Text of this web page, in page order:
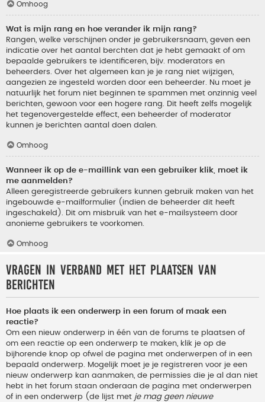
Omhoog
Wat is mijn rang en hoe verander ik mijn rang?
Rangen, welke verschijnen onder je gebruikersnaam, geven een
indicatie over het aantal berchten dat je hebt gemaakt of om
bepaalde gebruikers te identificeren, bijv. moderators en
beheerders. Over het algemeen kan je je rang niet wijzigen,
aangezien ze ingesteld worden door een beheerder. Nu moet je
natuurlijk het forum niet beginnen te spammen met onzinnig veel
berichten, gewoon voor een hogere rang. Dit heeft zelfs mogelijk
het tegenovergestelde effect, een beheerder of moderator
kunnen je berichten aantal doen dalen.
Omhoog
Wanneer ik op de e-maillink van een gebruiker klik, moet ik
me aanmelden?
Alleen geregistreerde gebruikers kunnen gebruik maken van het
ingebouwde e-mailformulier (indien de beheerder dit heeft
ingeschakeld). Dit om misbruik van het e-mailsysteem door
anonieme gebruikers te voorkomen.
Omhoog
Vragen in verband met het plaatsen van
berichten
Hoe plaats ik een onderwerp in een forum of maak een
reactie?
Om een nieuw onderwerp in één van de forums te plaatsen of
om een reactie op een onderwerp te maken, klik je op de
bijhorende knop op ofwel de pagina met onderwerpen of in een
bepaald onderwerp. Mogelijk moet je je registreren voor je een
nieuw onderwerp kan aanmaken, de permissies die je al dan niet
hebt in het forum staan onderaan de pagina met onderwerpen
of in een onderwerp (de lijst met je mag geen nieuwe